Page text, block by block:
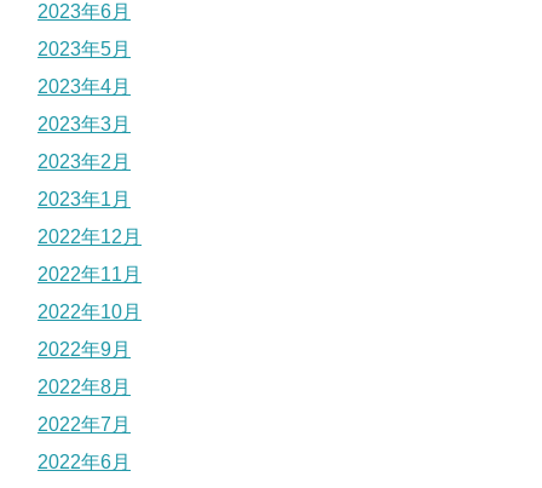
2023年6月
2023年5月
2023年4月
2023年3月
2023年2月
2023年1月
2022年12月
2022年11月
2022年10月
2022年9月
2022年8月
2022年7月
2022年6月